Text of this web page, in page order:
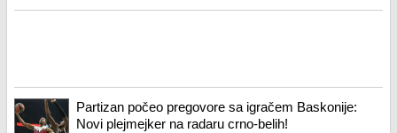
Partizan počeo pregovore sa igračem Baskonije:
Novi plejmejker na radaru crno-belih!